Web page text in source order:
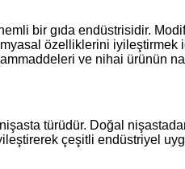
bir gıda endüstrisidir.
özelliklerini
ve nihai ürünün
türüdür. Doğal
çeşitli endüstriyel